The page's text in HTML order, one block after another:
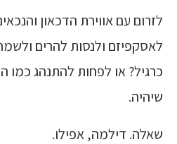
לזרום עם אווירת הדכאון
לאסקפיזם ולנסות להרים
כרגיל? או לפחות להתנהג כמו
שיהיה.
שאלה. דילמה, אפילו.